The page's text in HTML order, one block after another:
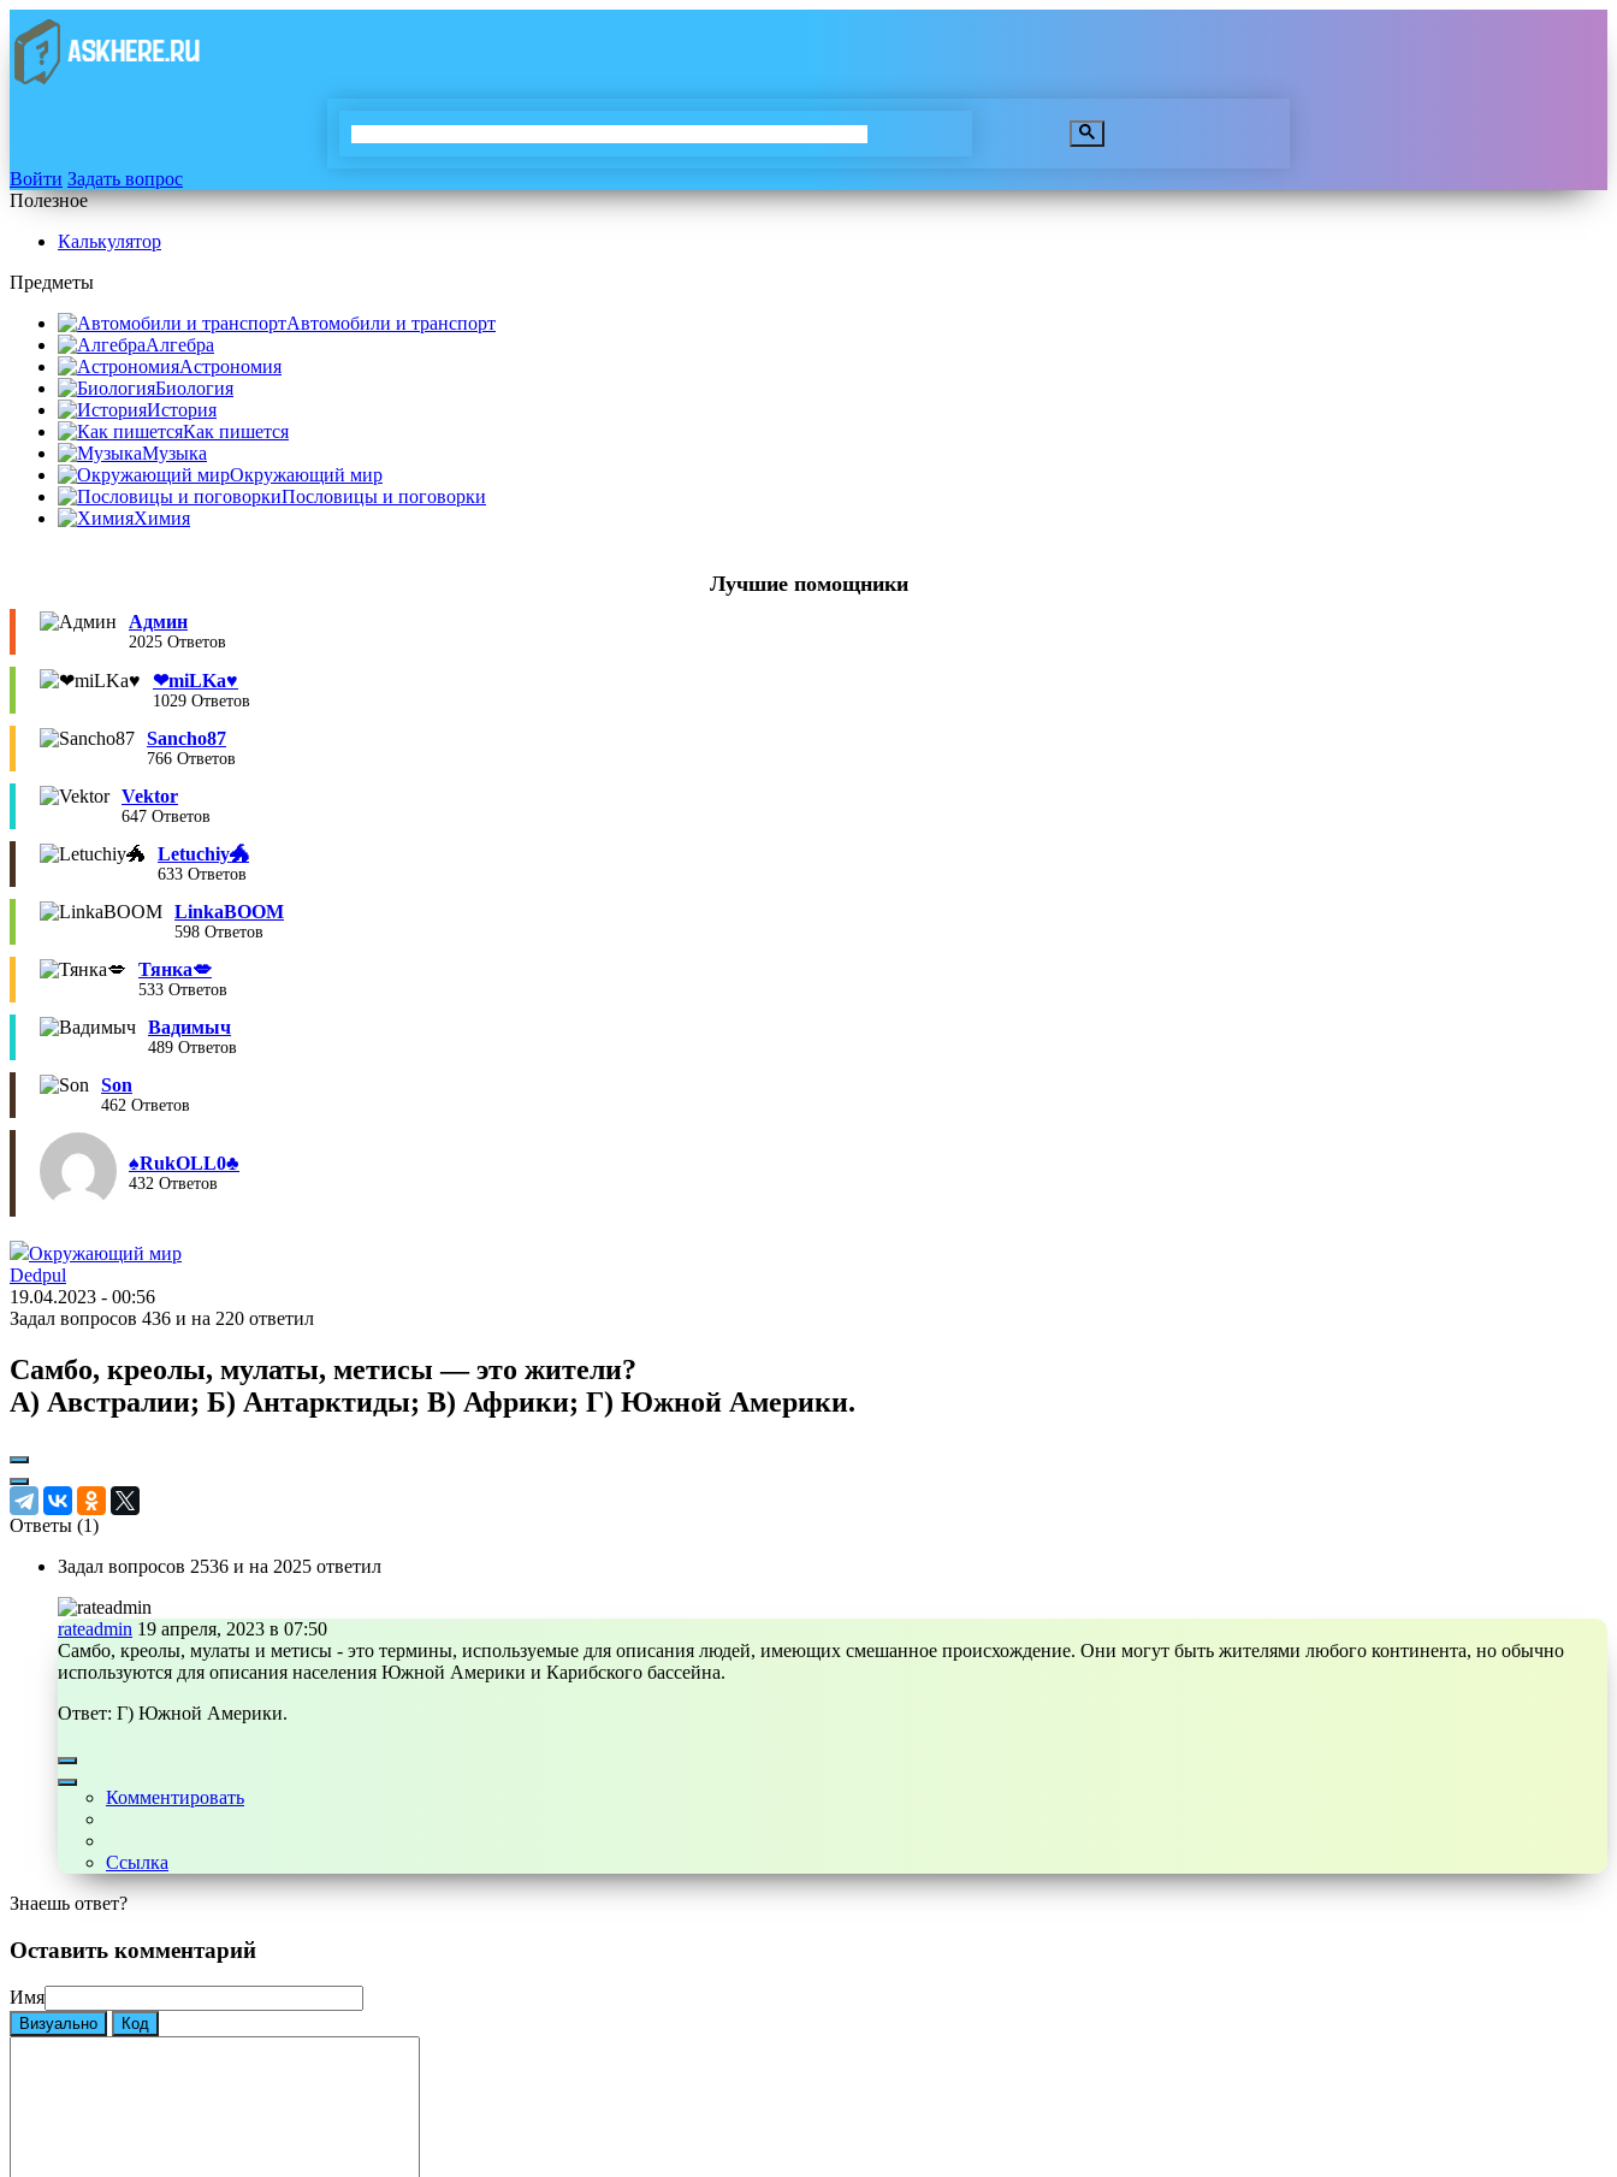
Войти Задать вопрос
Полезное
Калькулятор
Предметы
Автомобили и транспорт
Алгебра
Астрономия
Биология
История
Как пишется
Музыка
Окружающий мир
Пословицы и поговорки
Химия
Лучшие помощники
Админ
2025 Ответов
❤︎miLKa♥︎
1029 Ответов
Sancho87
766 Ответов
Vektor
647 Ответов
Letuchiy🐲
633 Ответов
LinkaBOOM
598 Ответов
Тянка💋
533 Ответов
Вадимыч
489 Ответов
Son
462 Ответов
♠︎RukOLL0♣︎
432 Ответов
Окружающий мир
Dedpul
19.04.2023 - 00:56
Задал вопросов 436 и на 220 ответил
Самбо, креолы, мулаты, метисы — это жители?
А) Австралии; Б) Антарктиды; В) Африки; Г) Южной Америки.
Ответы (1)
Задал вопросов 2536 и на 2025 ответил
rateadmin 19 апреля, 2023 в 07:50
Самбо, креолы, мулаты и метисы - это термины, используемые для описания людей, имеющих смешанное происхождение. Они могут быть жителями любого континента, но обычно
используются для описания населения Южной Америки и Карибского бассейна.
Ответ: Г) Южной Америки.
Комментировать
Ссылка
Знаешь ответ?
Оставить комментарий
Имя
Визуально Код